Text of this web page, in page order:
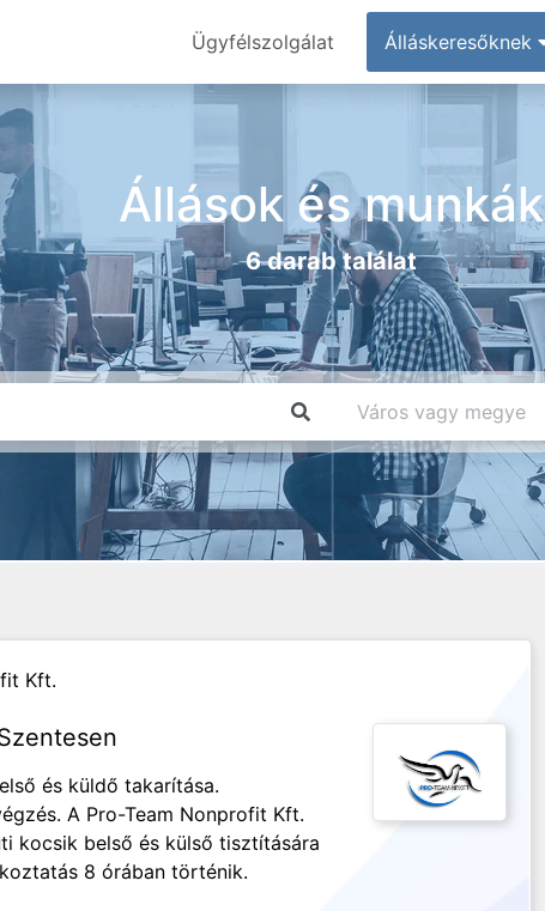
Ügyfélszolgálat Álláskeresőknek
Állások és munkák
6 darab találat
Kft.
és küldő takarítása.
A Pro-Team Nonprofit Kft.
kocsik belső és külső tisztítására
8 órában történik.